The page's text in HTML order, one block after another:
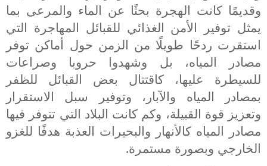
وقديمًا كانت الهجرة بحثًا عن الماء والمرعى بما
يمثل توفير الأمن الغذائي للقبائل المهاجرة التي
استقرت ردحًا طويلًا من الزمن حول أماكن توفر
مصادر المياه، بل وشهدوا حروبا وصراعات
للسيطرة عليها، كاقتتال بعض القبائل للظفر
بمصادر المياه والآبار، وتوفير سبل الاستقرار
وتعزيز قوة القبيلة، وكم كانت البلاد التي تتوفر فيها
مصادر المياه كالأنهار والبحيرات العذبة هدفًا للغزو
الخارجي وبصورة مستمرة.